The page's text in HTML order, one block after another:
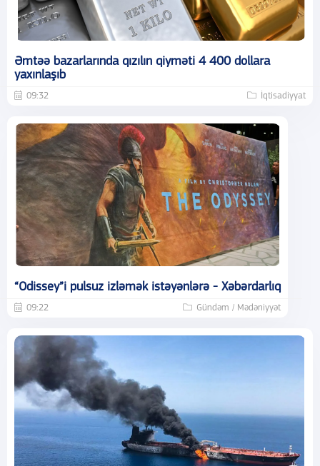
Əmtəə bazarlarında qızılın qiyməti 4 400 dollara
yaxınlaşıb
09:32 İqtisadiyyat
“Odissey”i pulsuz izləmək istəyənlərə - Xəbərdarlıq
09:22 Gündəm / Mədəniyyət